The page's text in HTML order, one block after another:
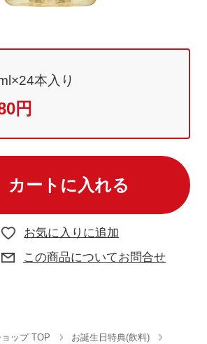
本入り
円
カートに入れる
お気に入りに追加
この商品についてお問合せ
ップ TOP
お誕生日特典(飲料)